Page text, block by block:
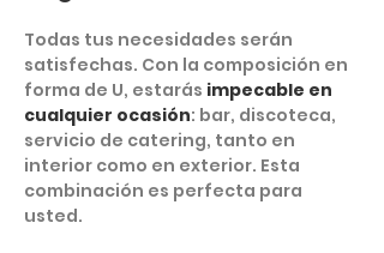
Todas tus necesidades serán
satisfechas. Con la composición en
forma de U, estarás impecable en
cualquier ocasión: bar, discoteca,
servicio de catering, tanto en
interior como en exterior. Esta
combinación es perfecta para
usted.